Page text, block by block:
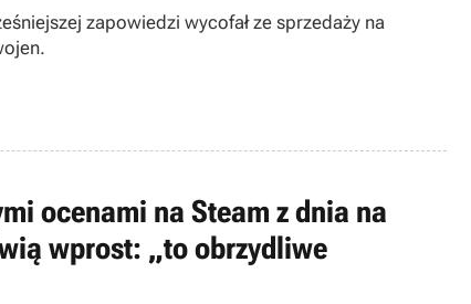
zapowiedzi wycofał ze sprzedaży na
ocenami na Steam z dnia na
wprost: „to obrzydliwe